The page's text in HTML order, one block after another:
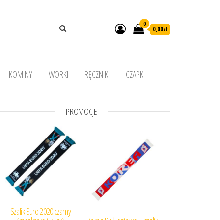
0
0,00zł
KOMINY WORKI RĘCZNIKI CZAPKI
PROMOCJE
Szalik Euro 2020 czarny